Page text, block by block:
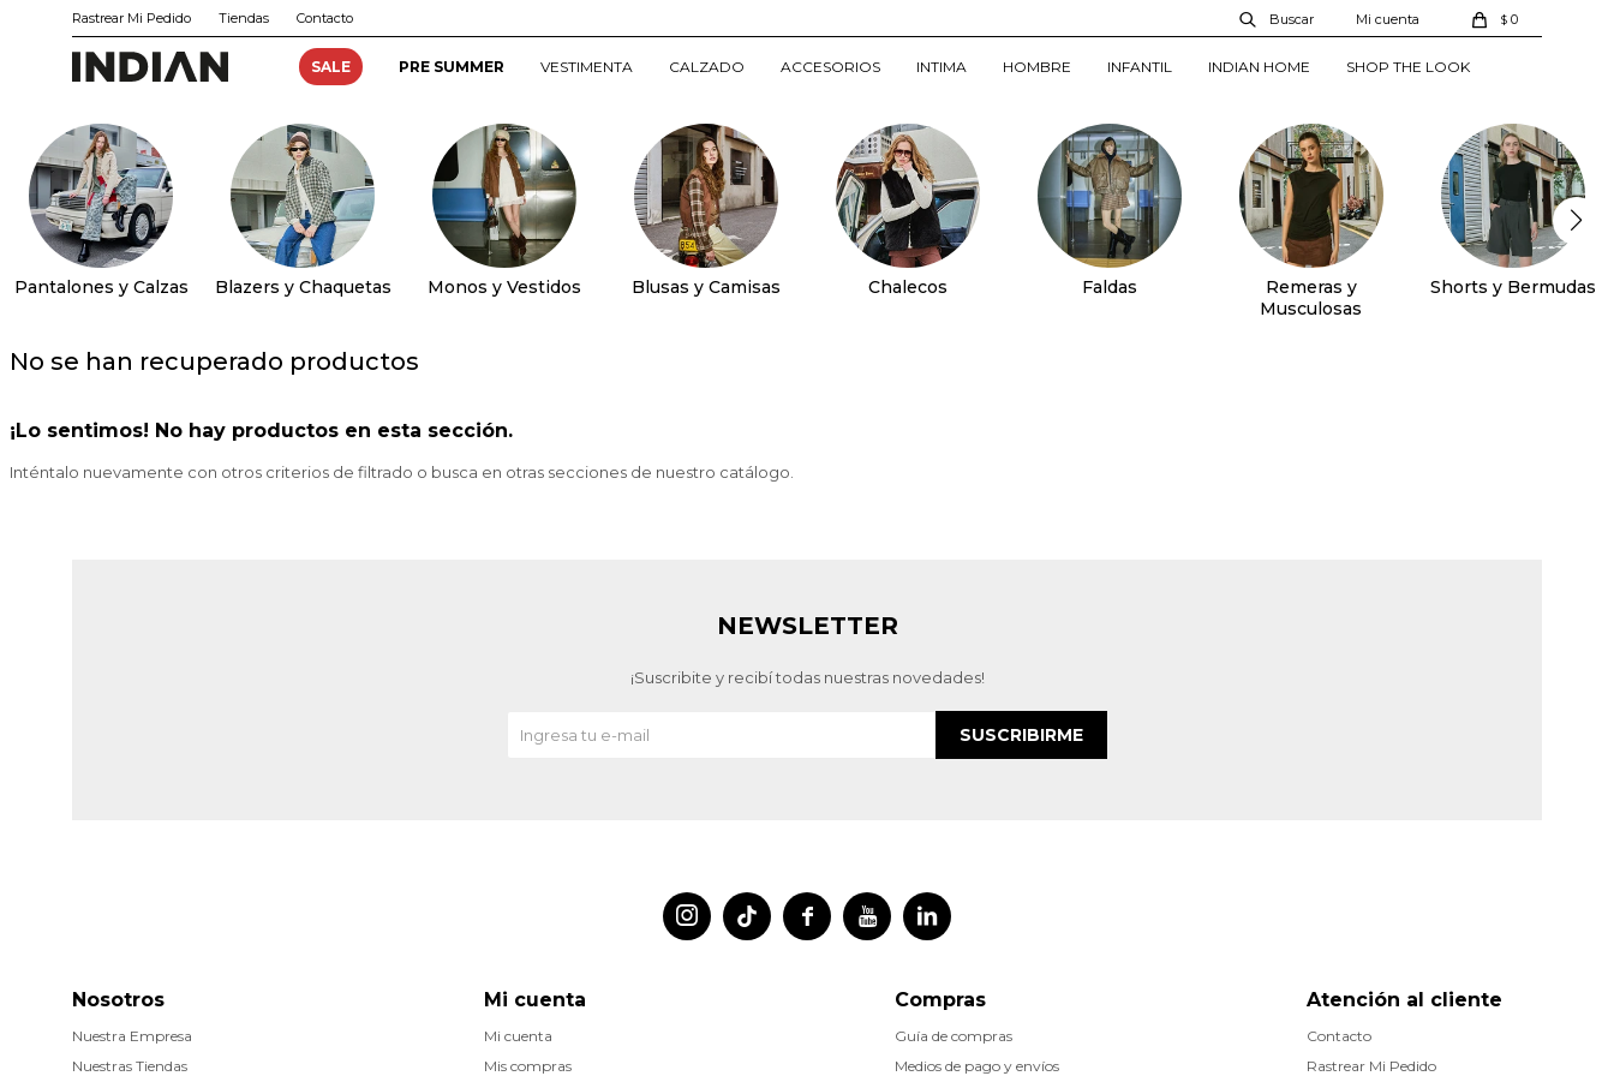
SALE PRE SUMMER VESTIMENTA CALZADO ACCESORIOS INTIMA HOMBRE INFANTIL INDIAN HOME SHOP THE LOOK
$ 0
Rastrear Mi Pedido Tiendas Contacto
Pantalones y Calzas Blazers y Chaquetas Monos y Vestidos Blusas y Camisas Chalecos Faldas
Remeras y
Musculosas
Shorts y Bermudas
No se han recuperado productos
¡Lo sentimos! No hay productos en esta sección.
Inténtalo nuevamente con otros criterios de filtrado o busca en otras secciones de nuestro catálogo.
 
 
Atención al cliente
Contacto
Rastrear Mi Pedido
Nosotros
Nuestra Empresa
Nuestras Tiendas
Compras
Guía de compras
Medios de pago y envíos
Mi cuenta
Mi cuenta
Mis compras
NEWSLETTER
¡Suscribite y recibí todas nuestras novedades!
SUSCRIBIRME